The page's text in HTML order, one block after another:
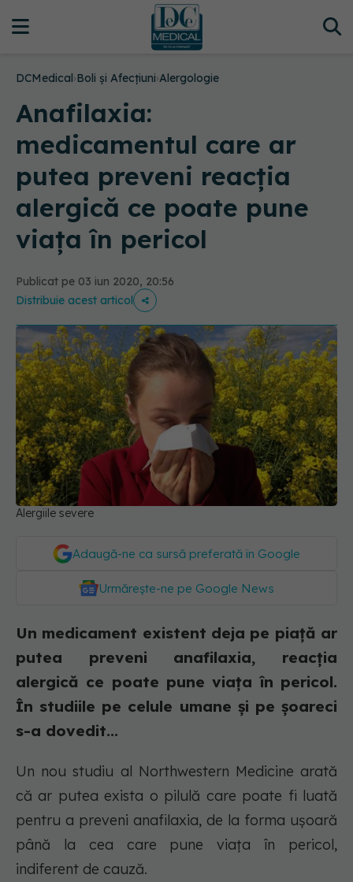
DCMedical›Boli și Afecțiuni›Alergologie
Anafilaxia:
medicamentul care ar
putea preveni reacția
alergică ce poate pune
viața în pericol
Publicat pe 03 iun 2020, 20:56
Distribuie acest articol
Alergiile severe
Adaugă-ne ca sursă preferată în Google
Urmărește-ne pe Google News
Un medicament existent deja pe piață ar
putea preveni anafilaxia, reacția
alergică ce poate pune viața în pericol.
În studiile pe celule umane și pe șoareci
s-a dovedit...
Un nou studiu al Northwestern Medicine arată
că ar putea exista o pilulă care poate fi luată
pentru a preveni anafilaxia, de la forma ușoară
până la cea care pune viața în pericol,
indiferent de cauză.